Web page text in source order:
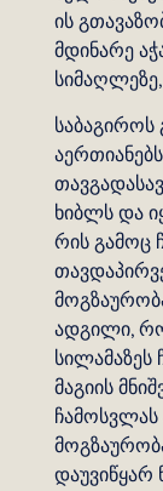
ის
მდინარე
ხიბლს და
რის გამოც
ადგილი,
სილამაზეს
მაგიის
დაუვიწყარ